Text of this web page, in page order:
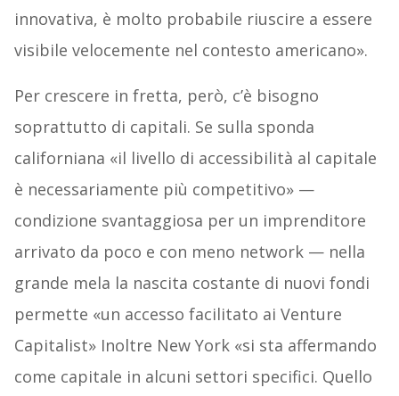
innovativa, è molto probabile riuscire a essere
visibile velocemente nel contesto americano».
Per crescere in fretta, però, c’è bisogno
soprattutto di capitali. Se sulla sponda
californiana «il livello di accessibilità al capitale
è necessariamente più competitivo» —
condizione svantaggiosa per un imprenditore
arrivato da poco e con meno network — nella
grande mela la nascita costante di nuovi fondi
permette «un accesso facilitato ai Venture
Capitalist» Inoltre New York «si sta affermando
come capitale in alcuni settori specifici. Quello